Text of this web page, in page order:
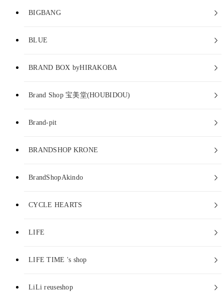
BIGBANG
BLUE
BRAND BOX byHIRAKOBA
Brand Shop 宝美堂(HOUBIDOU)
Brand-pit
BRANDSHOP KRONE
BrandShopAkindo
CYCLE HEARTS
LIFE
LIFE TIME 's shop
LiLi reuseshop